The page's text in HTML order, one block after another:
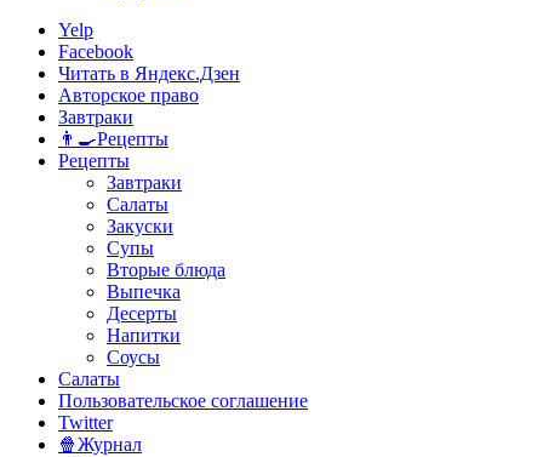
Yelp
Facebook
Читать в Яндекс.Дзен
Авторское право
Завтраки
👨‍🍳Рецепты
Рецепты
Завтраки
Салаты
Закуски
Супы
Вторые блюда
Выпечка
Десерты
Напитки
Соусы
Салаты
Пользовательское соглашение
Twitter
🍿Журнал